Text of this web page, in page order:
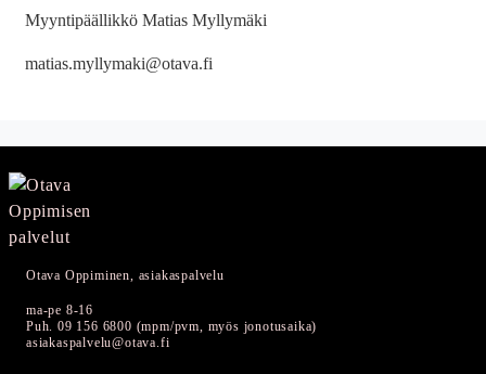
Myyntipäällikkö Matias Myllymäki
matias.myllymaki@otava.fi
Otava Oppiminen, asiakaspalvelu
ma-pe 8-16
Puh. 09 156 6800 (mpm/pvm, myös jonotusaika)
asiakaspalvelu@otava.fi